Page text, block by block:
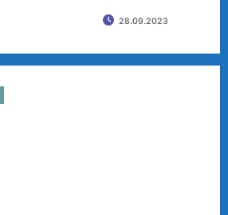
28.09.2023